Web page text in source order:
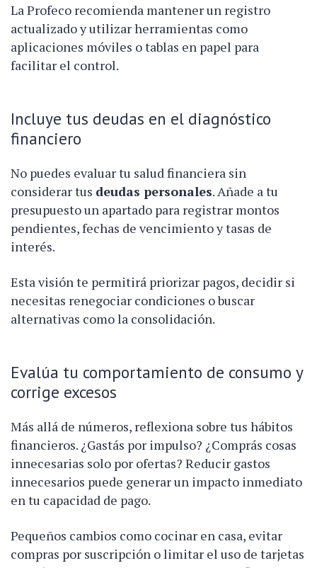
La Profeco recomienda mantener un registro
actualizado y utilizar herramientas como
aplicaciones móviles o tablas en papel para
facilitar el control.
Incluye tus deudas en el diagnóstico
financiero
No puedes evaluar tu salud financiera sin
considerar tus deudas personales. Añade a tu
presupuesto un apartado para registrar montos
pendientes, fechas de vencimiento y tasas de
interés.
Esta visión te permitirá priorizar pagos, decidir si
necesitas renegociar condiciones o buscar
alternativas como la consolidación.
Evalúa tu comportamiento de consumo y
corrige excesos
Más allá de números, reflexiona sobre tus hábitos
financieros. ¿Gastás por impulso? ¿Comprás cosas
innecesarias solo por ofertas? Reducir gastos
innecesarios puede generar un impacto inmediato
en tu capacidad de pago.
Pequeños cambios como cocinar en casa, evitar
compras por suscripción o limitar el uso de tarjetas